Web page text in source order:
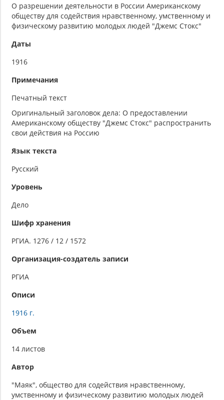
О разрешении деятельности в России Американскому
обществу для содействия нравственному, умственному и
физическому развитию молодых людей "Джемс Стокс"
Даты
1916
Примечания
Печатный текст
Оригинальный заголовок дела: О предоставлении
Американскому обществу "Джемс Стокс" распространить
свои действия на Россию
Язык текста
Русский
Уровень
Дело
Шифр хранения
РГИА. 1276 / 12 / 1572
Организация-создатель записи
РГИА
Описи
1916 г.
Объем
14 листов
Автор
"Маяк", общество для содействия нравственному,
умственному и физическому развитию молодых людей